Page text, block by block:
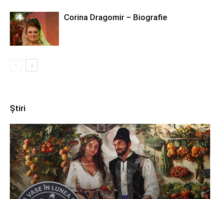
Corina Dragomir – Biografie
Știri